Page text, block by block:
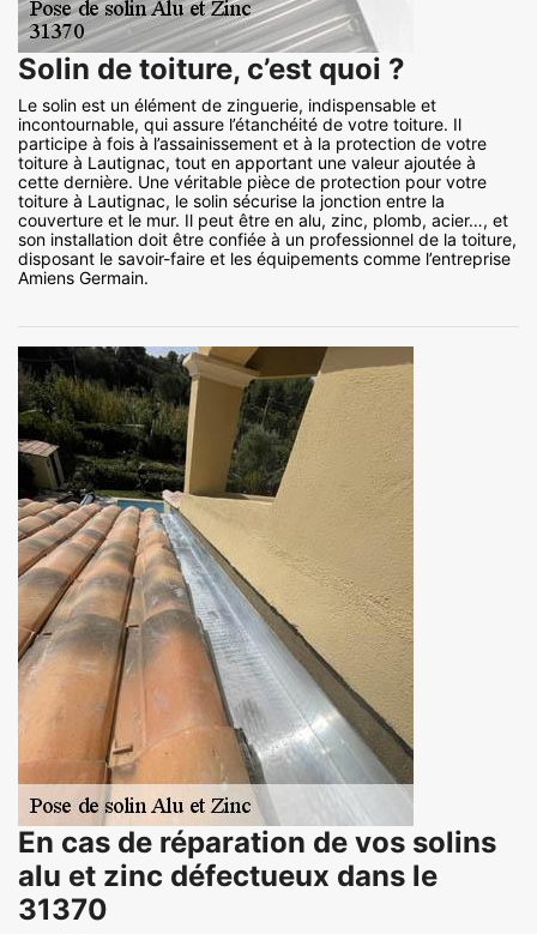
Solin de toiture, c’est quoi ?
Le solin est un élément de zinguerie, indispensable et
incontournable, qui assure l’étanchéité de votre toiture. Il
participe à fois à l’assainissement et à la protection de votre
toiture à Lautignac, tout en apportant une valeur ajoutée à
cette dernière. Une véritable pièce de protection pour votre
toiture à Lautignac, le solin sécurise la jonction entre la
couverture et le mur. Il peut être en alu, zinc, plomb, acier…, et
son installation doit être confiée à un professionnel de la toiture,
disposant le savoir-faire et les équipements comme l’entreprise
Amiens Germain.
En cas de réparation de vos solins
alu et zinc défectueux dans le
31370